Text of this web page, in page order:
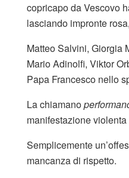
copricapo da Vescovo
lasciando impronte
Matteo Salvini, Giorgia
Mario Adinolfi, Viktor
Papa Francesco nello
La chiamano
manifestazione
Semplicemente
mancanza di rispetto.